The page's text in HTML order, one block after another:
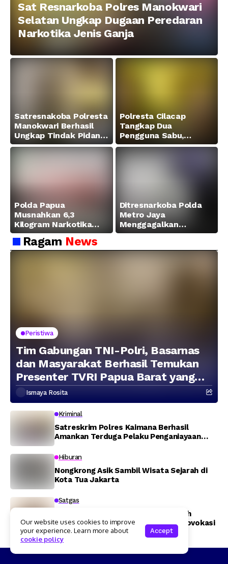
Sat Resnarkoba Polres Manokwari
Selatan Ungkap Dugaan Peredaran
Narkotika Jenis Ganja
Satresnakoba Polresta
Manokwari Berhasil
Ungkap Tindak Pidana
Narkotika Golongan I
Jenis Sabu di Jalan
Polresta Cilacap
Tangkap Dua
Pengguna Sabu,
Amankan Paket 0,34
Gram
Polda Papua
Musnahkan 6,3
Kilogram Narkotika
Hasil Pengungkapan
Jaringan Lintas
Wilayah Februari 2026
Ditresnarkoba Polda
Metro Jaya
Menggagalkan
Peredaran Sabu 5,3 Kg
Ragam News
Peristiwa
Tim Gabungan TNI-Polri, Basarnas
dan Masyarakat Berhasil Temukan
Presenter TVRI Papua Barat yang
Hilang di Sungai Memti
Ismaya Rosita
Kriminal
Satreskrim Polres Kaimana Berhasil
Amankan Terduga Pelaku Penganiayaan
Hiburan
Nongkrong Asik Sambil Wisata Sejarah di
Kota Tua Jakarta
Satgas
Sikapi Informasi Dengan Bijak, Tokoh
Pemuda Papua Imbau Jangan Terprovokasi
Our website uses cookies to improve
your experience. Learn more about
cookie policy
Accept